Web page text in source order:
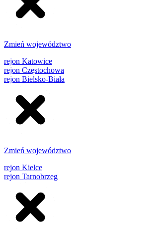
Zmień województwo
rejon Katowice
rejon Częstochowa
rejon Bielsko-Biała
Zmień województwo
rejon Kielce
rejon Tarnobrzeg